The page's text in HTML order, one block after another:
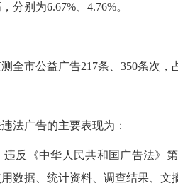
分别为6.67%、4.76%。
全市公益广告217条、350条次，
法广告的主要表现为：
违反《中华人民共和国广告法
数据、统计资料、调查结果、文